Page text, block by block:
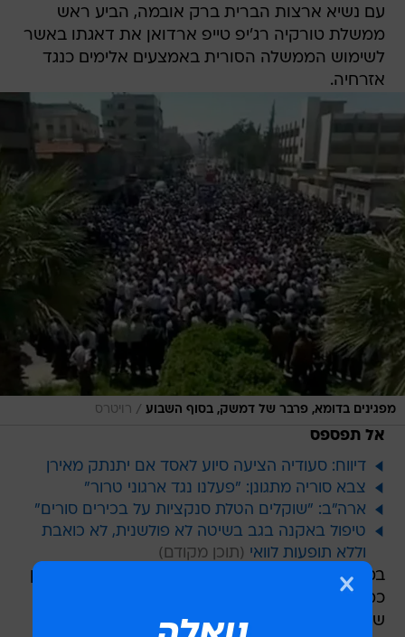
עם נשיא ארצות הברית ברק אובמה, הביע ראש
ממשלת טורקיה רג'יפ טייפ ארדואן את דאגתו באשר
לשימוש הממשלה הסורית באמצעים אלימים כנגד
אזרחיה.
מפגינים בדומא, פרבר של דמשק, בסוף השבוע / רויטרס
אל תפספס
דיווח: סעודיה הציעה סיוע לאסד אם יתנתק מאירן
צבא סוריה מתגונן: "פעלנו נגד ארגוני טרור"
ארה"ב: "שוקלים הטלת סנקציות על בכירים סורים"
טיפול באקנה בגב בשיטה לא פולשנית, לא כואבת
וללא תופעות לוואי
במקביל, פתחו קבוצות של פעילי זכויות אדם וכמו כן
כמה ממשלות בעולם במאמצים למנוע את בחירתה
של סוריה למועצת זכויות האדם של האו"ם. דובר